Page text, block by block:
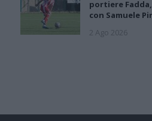
portiere
con Samuele
2 Ago 2026